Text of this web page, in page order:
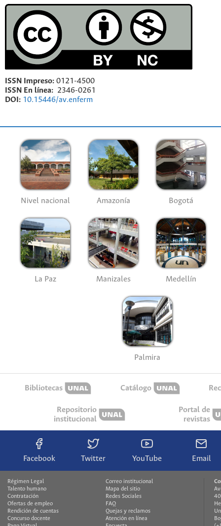
ISSN Impreso: 0121-4500
ISSN En línea: 2346-0261
DOI: 10.15446/av.enferm
Nivel nacional Amazonía Bogotá
La Paz Manizales Medellín
Palmira
Bibliotecas Catálogo
Repositorio
institucional
Portal de
revistas
Facebook Twitter YouTube Email
Régimen Legal
Talento humano
Contratación
Ofertas de empleo
Rendición de cuentas
Concurso docente
Correo institucional
Mapa del sitio
Redes Sociales
FAQ
Quejas y reclamos
Atención en línea